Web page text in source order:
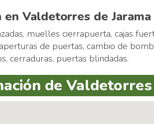
en Valdetorres de Jarama
muelles cierrapuerta, cajas
de puertas, cambio de
cerraduras, puertas blindadas.
de Valdetorres